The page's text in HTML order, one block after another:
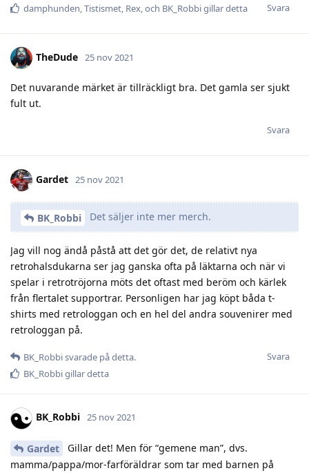
Svara
damphunden,Tistismet, Rex, och BK_Robbigillar detta
TheDude 25 nov 2021
Det nuvarande märket är tillräckligt bra. Det gamla ser sjukt
fult ut.
Svara
Gardet 25 nov 2021
BK_Robbi Det säljer inte mer merch.
Jag vill nog ändå påstå att det gör det, de relativt nya
retrohalsdukarna ser jag ganska ofta på läktarna och när vi
spelar i retrotröjorna möts det oftast med beröm och kärlek
från flertalet supportrar. Personligen har jag köpt båda t-
shirts med retrologgan och en hel del andra souvenirer med
retrologgan på.
Svara
BK_Robbisvarade på detta.
BK_Robbigillar detta
BK_Robbi 25 nov 2021
Gardet
Gillar det! Men för “gemene man”, dvs.
mamma/pappa/mor-farföräldrar som tar med barnen på